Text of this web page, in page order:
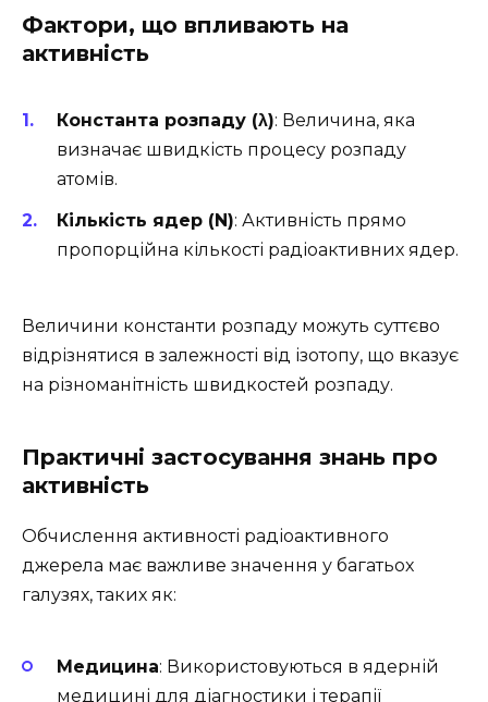
Фактори, що впливають на
активність
Константа розпаду (λ): Величина, яка
визначає швидкість процесу розпаду
атомів.
Кількість ядер (N): Активність прямо
пропорційна кількості радіоактивних ядер.
Величини константи розпаду можуть суттєво
відрізнятися в залежності від ізотопу, що вказує
на різноманітність швидкостей розпаду.
Практичні застосування знань про
активність
Обчислення активності радіоактивного
джерела має важливе значення у багатьох
галузях, таких як:
Медицина: Використовуються в ядерній
медицині для діагностики і терапії